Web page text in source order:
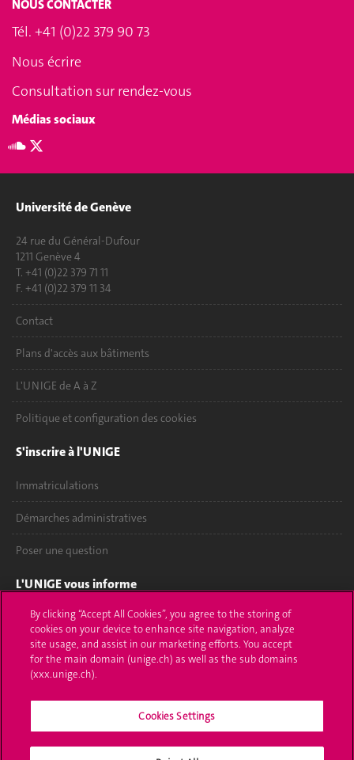
NOUS CONTACTER
Tél. +41 (0)22 379 90 73
Nous écrire
Consultation sur rendez-vous
Médias sociaux
Université de Genève
24 rue du Général-Dufour
1211 Genève 4
T. +41 (0)22 379 71 11
F. +41 (0)22 379 11 34
Contact
Plans d'accès aux bâtiments
L'UNIGE de A à Z
Politique et configuration des cookies
S'inscrire à l'UNIGE
Immatriculations
Démarches administratives
Poser une question
L'UNIGE vous informe
UNIGE Mobile
Médias
Offres d'emploi
Calendrier académique
By clicking “Accept All Cookies”, you agree to the storing of
cookies on your device to enhance site navigation, analyze
site usage, and assist in our marketing efforts. You accept
for the main domain (unige.ch) as well as the sub domains
(xxx.unige.ch).
Cookies Settings